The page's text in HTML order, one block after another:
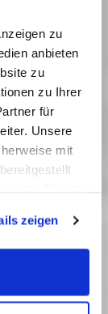
zu
anbieten
zu
zu Ihrer
für
Unsere
mit
nutzen.
zeigen
der
und
für Kinder